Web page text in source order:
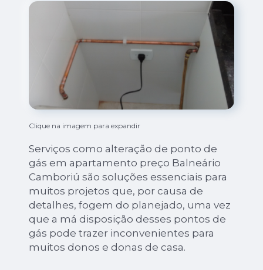
Clique na imagem para expandir
Serviços como alteração de ponto de
gás em apartamento preço Balneário
Camboriú são soluções essenciais para
muitos projetos que, por causa de
detalhes, fogem do planejado, uma vez
que a má disposição desses pontos de
gás pode trazer inconvenientes para
muitos donos e donas de casa.